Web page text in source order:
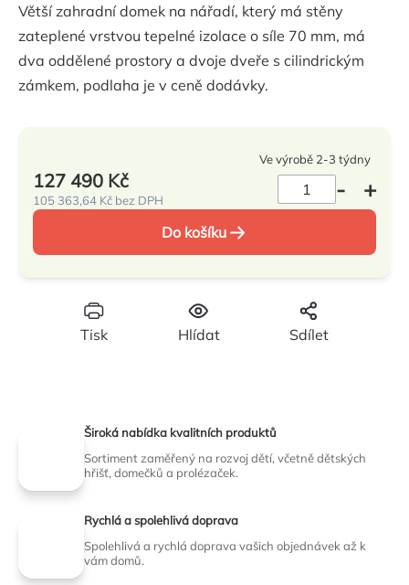
je
0,0
z
5
Větší zahradní domek na nářadí, který má stěny
zateplené vrstvou tepelné izolace o síle 70 mm, má
dva oddělené prostory a dvoje dveře s cilindrickým
zámkem, podlaha je v ceně dodávky.
Tisk Hlídat Sdílet
Ve výrobě 2-3 týdny
127 490 Kč
105 363,64 Kč bez DPH
Měrná
cena:
Do košíku
Široká nabídka kvalitních produktů
Sortiment zaměřený na rozvoj dětí, včetně dětských
hřišť, domečků a prolézaček.
Rychlá a spolehlivá doprava
Spolehlivá a rychlá doprava vašich objednávek až k
vám domů.